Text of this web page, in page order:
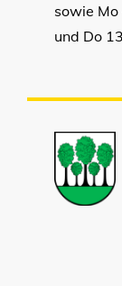
sowie
und Do